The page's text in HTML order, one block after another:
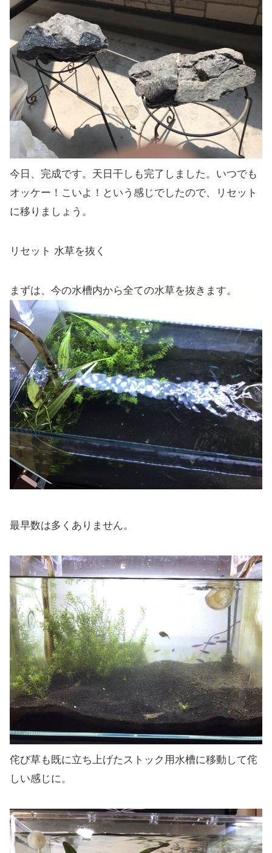
今日、完成です。天日干しも完了しました。いつでも
オッケー！こいよ！という感じでしたので、リセット
に移りましょう。
リセット 水草を抜く
まずは、今の水槽内から全ての水草を抜きます。
最早数は多くありません。
侘び草も既に立ち上げたストック用水槽に移動して侘
しい感じに。